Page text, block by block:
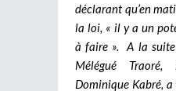
déclarant qu’en
la loi, « il y a un
à faire ».A la
Mélégué
Dominique Kabré,